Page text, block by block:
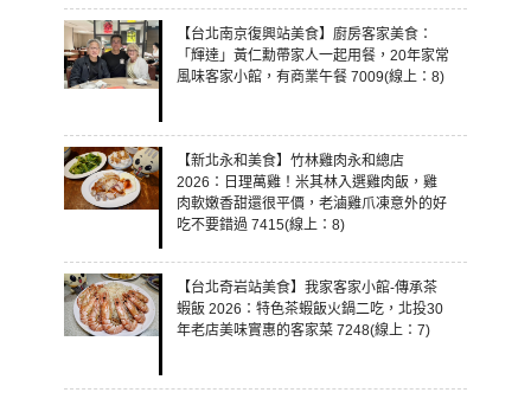
【台北南京復興站美食】廚房客家美食：
「輝達」黃仁勳帶家人一起用餐，20年家常
風味客家小館，有商業午餐 7009(線上：8)
【新北永和美食】竹林雞肉永和總店
2026：日理萬雞！米其林入選雞肉飯，雞
肉軟嫩香甜還很平價，老滷雞爪凍意外的好
吃不要錯過 7415(線上：8)
【台北奇岩站美食】我家客家小館-傳承茶
蝦飯 2026：特色茶蝦飯火鍋二吃，北投30
年老店美味實惠的客家菜 7248(線上：7)